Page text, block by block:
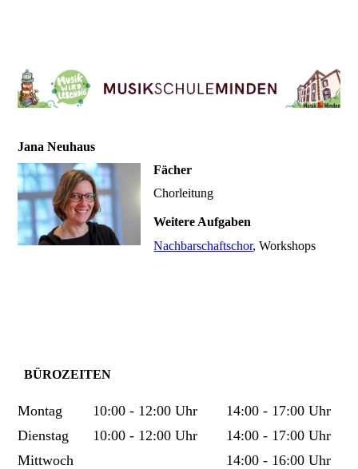
Jana Neuhaus
Fächer
Chorleitung
Weitere Aufgaben
Nachbarschaftschor, Workshops
BÜROZEITEN
Montag 10:00 - 12:00 Uhr
14:00 - 17:00 Uhr
​Dienstag
10:00 - 12:00 Uhr
14:00 - 17:00 Uhr
Mittwoch
14:00 - 16:00 Uhr